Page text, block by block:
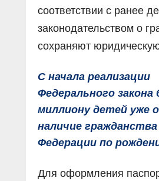
соответствии с ранее
законодательством о
сохраняют
С начала реализации
Федерального закона
миллиону детей уже
наличие
Федерации по
Для оформления